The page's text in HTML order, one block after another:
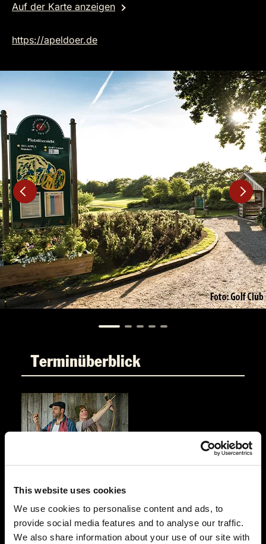
This website uses cookies
We use cookies to personalise content and ads, to
provide social media features and to analyse our traffic.
We also share information about your use of our site with
Auf der Karte anzeigen
https://apeldoer.de
Terminüberblick
Und raus bist du
Golf Club Gut Apeldör
Apeldör 2